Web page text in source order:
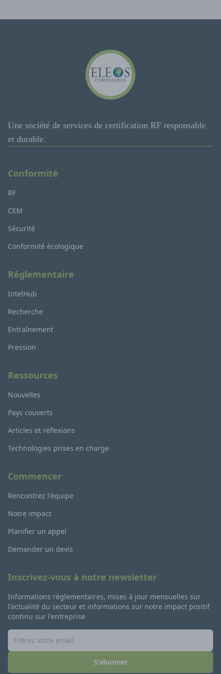
Une société de services de certification RF responsable
et durable.
Conformité
RF
CEM
Sécurité
Conformité écologique
Réglementaire
IntelHub
Recherche
Entraînement
Pression
Ressources
Nouvelles
Pays couverts
Articles et réflexions
Technologies prises en charge
Commencer
Rencontrez l'équipe
Notre impact
Planifier un appel
Demander un devis
Inscrivez-vous à notre newsletter
Informations réglementaires, mises à jour mensuelles sur
l'actualité du secteur et informations sur notre impact positif
continu sur l'entreprise
S'abonner